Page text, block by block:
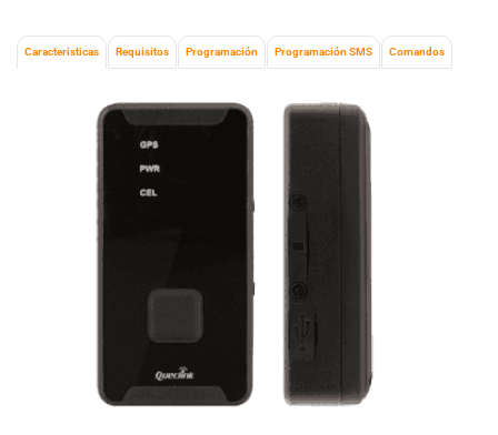
Caracteristicas Requisitos Programación Programación SMS Comandos